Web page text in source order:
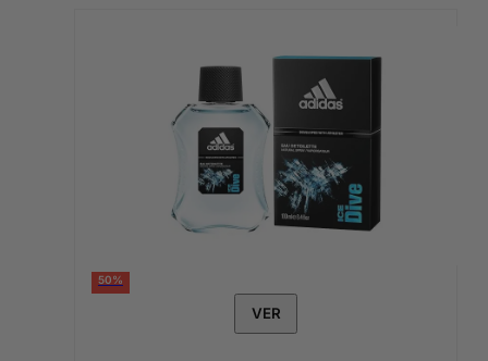
50%
VER